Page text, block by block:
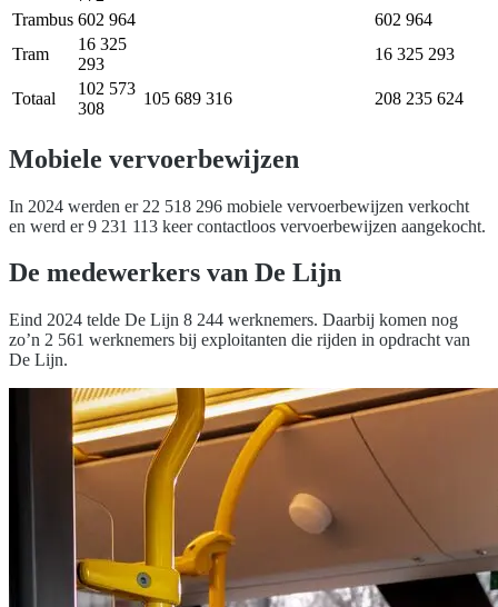
Trambus 602 964
602 964
Tram
16 325
293
16 325 293
Totaal
102 573
308
105 689 316 208 235 624
Mobiele vervoerbewijzen
In 2024 werden er 22 518 296 mobiele vervoerbewijzen verkocht
en werd er 9 231 113 keer contactloos vervoerbewijzen aangekocht.
De medewerkers van De Lijn
Eind 2024 telde De Lijn 8 244 werknemers. Daarbij komen nog
zo’n 2 561 werknemers bij exploitanten die rijden in opdracht van
De Lijn.